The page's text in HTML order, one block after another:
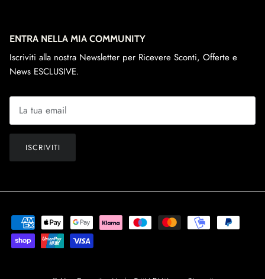
ENTRA NELLA MIA COMMUNITY
Iscriviti alla nostra Newsletter per Ricevere Sconti, Offerte e
News ESCLUSIVE.
ISCRIVITI